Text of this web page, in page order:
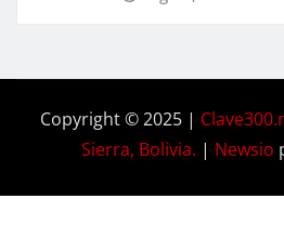
Copyright © 2025 |
Sierra, Bolivia. | Newsio